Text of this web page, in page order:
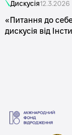
Дискусія12.3.2026
«Питання до
дискусія від